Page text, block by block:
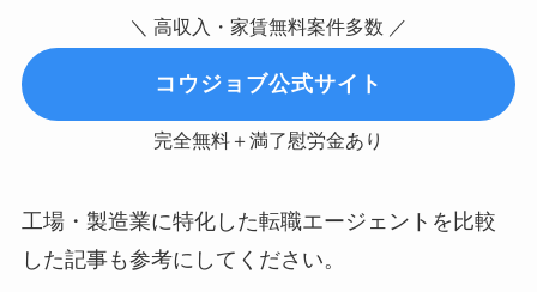
＼ 高収入・家賃無料案件多数 ／
コウジョブ公式サイト
完全無料＋満了慰労金あり
工場・製造業に特化した転職エージェントを比較
した記事も参考にしてください。